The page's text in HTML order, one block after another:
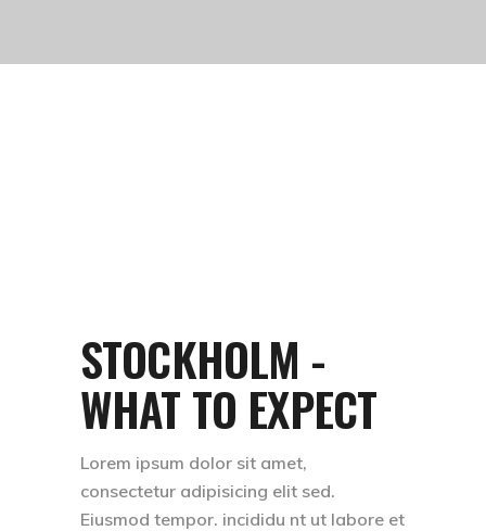
STOCKHOLM -
WHAT TO EXPECT
Lorem ipsum dolor sit amet,
consectetur adipisicing elit sed.
Eiusmod tempor. incididu nt ut labore et